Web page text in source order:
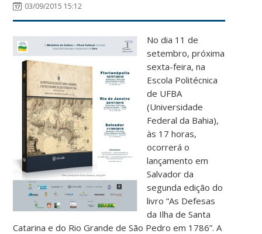
03/09/2015 15:12
No dia 11 de
setembro, próxima
sexta-feira, na
Escola Politécnica
de UFBA
(Universidade
Federal da Bahia),
às 17 horas,
ocorrerá o
lançamento em
Salvador da
segunda edição do
livro “As Defesas
da Ilha de Santa
Catarina e do Rio Grande de São Pedro em 1786”. A